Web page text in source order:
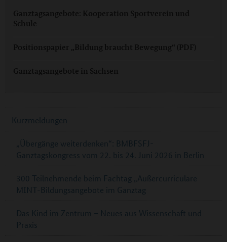
Ganztagsangebote: Kooperation Sportverein und
Schule
Positionspapier „Bildung braucht Bewegung“ (PDF)
Ganztagsangebote in Sachsen
Kurzmeldungen
„Übergänge weiterdenken“: BMBFSFJ-
Ganztagskongress vom 22. bis 24. Juni 2026 in Berlin
300 Teilnehmende beim Fachtag „Außercurriculare
MINT-Bildungsangebote im Ganztag
Das Kind im Zentrum – Neues aus Wissenschaft und
Praxis